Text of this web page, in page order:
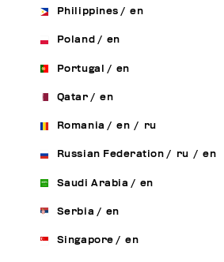
Philippines / en
Poland / en
Portugal / en
Qatar / en
Romania / en / ru
Russian Federation / ru / en
Saudi Arabia / en
Serbia / en
Singapore / en